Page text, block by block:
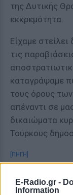
E-Radio.gr -
Information
της Δυτικής
εκκρεμότητα.
Είχαμε
τις
καταγράψαμε
τους όρους
απέναντι σε
δικαιώματα
Τούρκους
[ΠΗΓΗ]